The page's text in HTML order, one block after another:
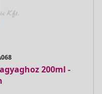
200ml -